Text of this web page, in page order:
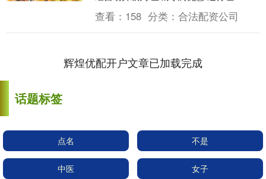
影 · 福利 即日起至5月31日，凭《给....
查看： 158 分类： 合法配资公司
辉煌优配开户文章已加载完成
话题标签
点名 不是
中医 女子